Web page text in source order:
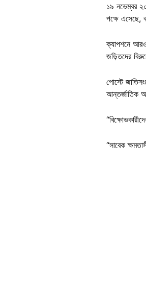
১৯ নভেম্বর
পক্ষে এসেছে,
ক্যাপশনে আরও
জড়িতদের
পোস্টে
আন্তর্জাতিক
“সাবেক